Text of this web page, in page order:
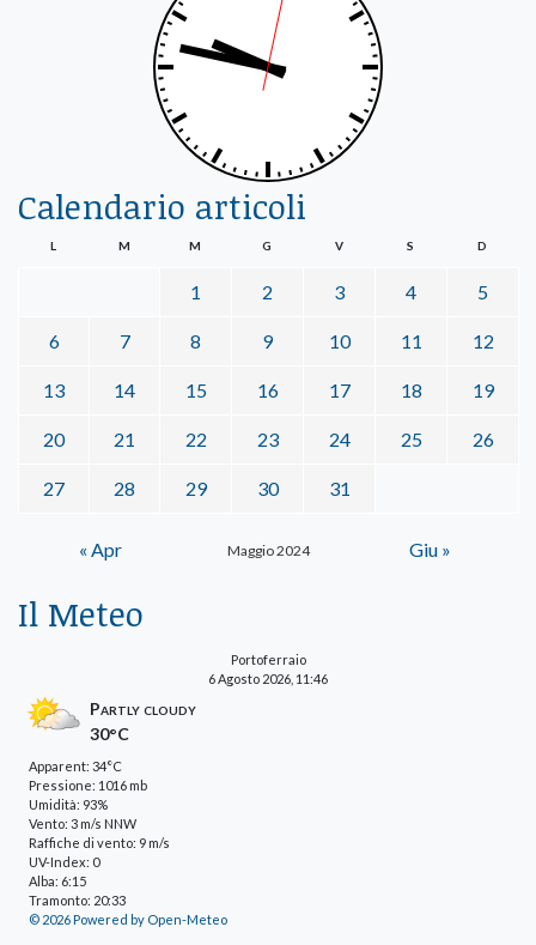
Calendario articoli
Maggio 2024
L M M G V S D
1 2 3 4 5
6 7 8 9 10 11 12
13 14 15 16 17 18 19
20 21 22 23 24 25 26
27 28 29 30 31
« Apr Giu »
Il Meteo
Portoferraio
6 Agosto 2026, 11:46
Partly cloudy
30°C
Apparent: 34°C
Pressione: 1016 mb
Umidità: 93%
Vento: 3 m/s NNW
Raffiche di vento: 9 m/s
UV-Index: 0
Alba: 6:15
Tramonto: 20:33
© 2026 Powered by Open-Meteo